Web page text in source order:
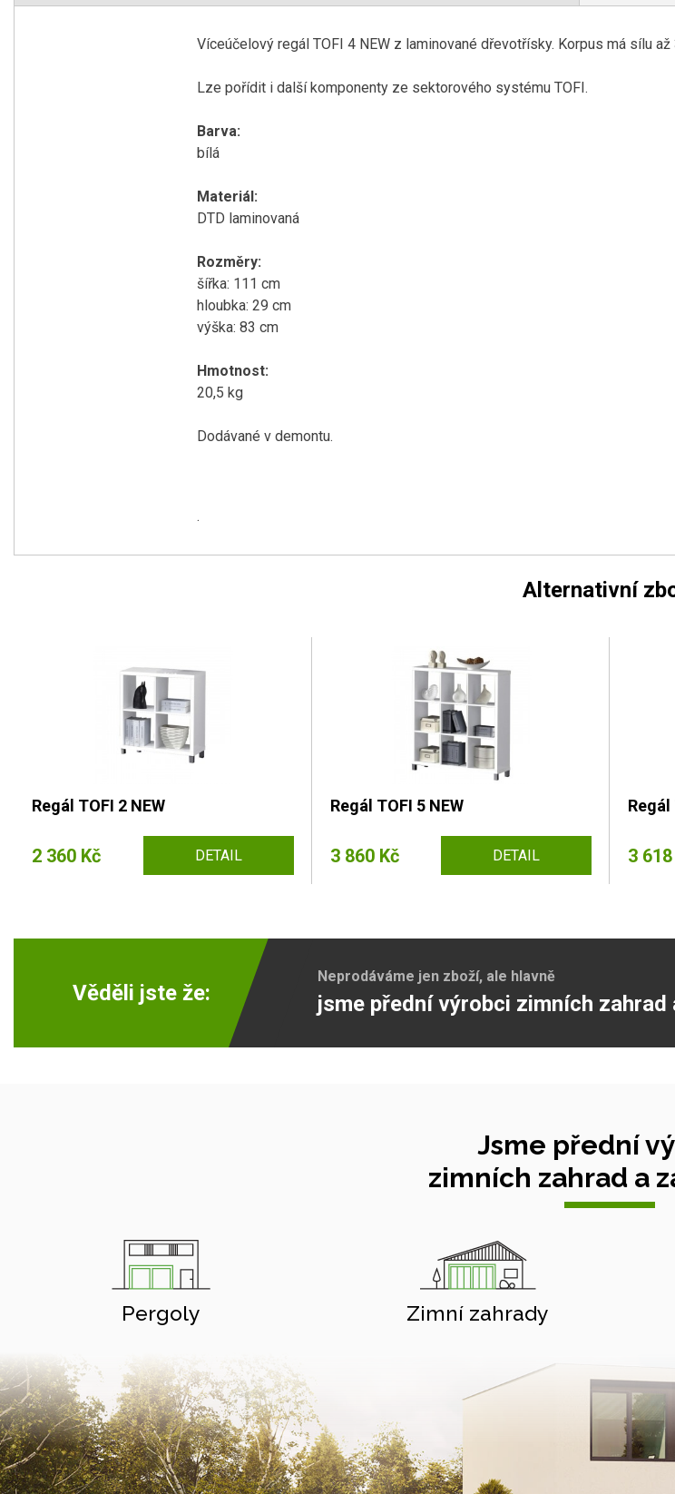
Víceúčelový regál TOFI 4 NEW z laminované dřevotřísky. Korpus má sílu až
Lze pořídit i další komponenty ze sektorového systému TOFI.
Barva:
bílá
Materiál:
DTD laminovaná
Rozměry:
šířka: 111 cm
hloubka: 29 cm
výška: 83 cm
Hmotnost:
20,5 kg
Dodávané v demontu.
.
Alternativní
Regál TOFI 2 NEW
2 360 Kč DETAIL
Regál TOFI 5 NEW
3 860 Kč DETAIL
Regál
3
Věděli jste že:
Neprodáváme jen zboží, ale hlavně
jsme přední výrobci zimních zahrad
Jsme přední
zimních zahrad a
Pergoly Zimní zahrady